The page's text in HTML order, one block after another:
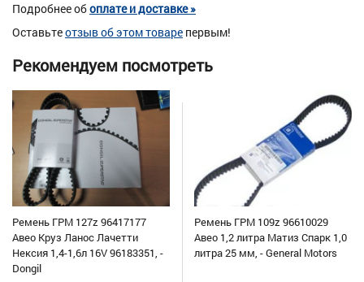
Подробнее обоплате и доставке »
Оставьтеотзыв об этом товаре первым!
Рекомендуем посмотреть
Ремень ГРМ 127z 96417177
Авео Круз Ланос Лачетти
Нексия 1,4-1,6л 16V 96183351, -
Dongil
Ремень ГРМ 109z 96610029
Авео 1,2 литра Матиз Спарк 1,0
литра 25 мм, - General Motors